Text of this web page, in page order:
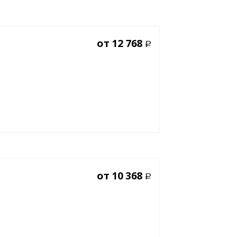
от 12 768 Р
от 10 368 Р